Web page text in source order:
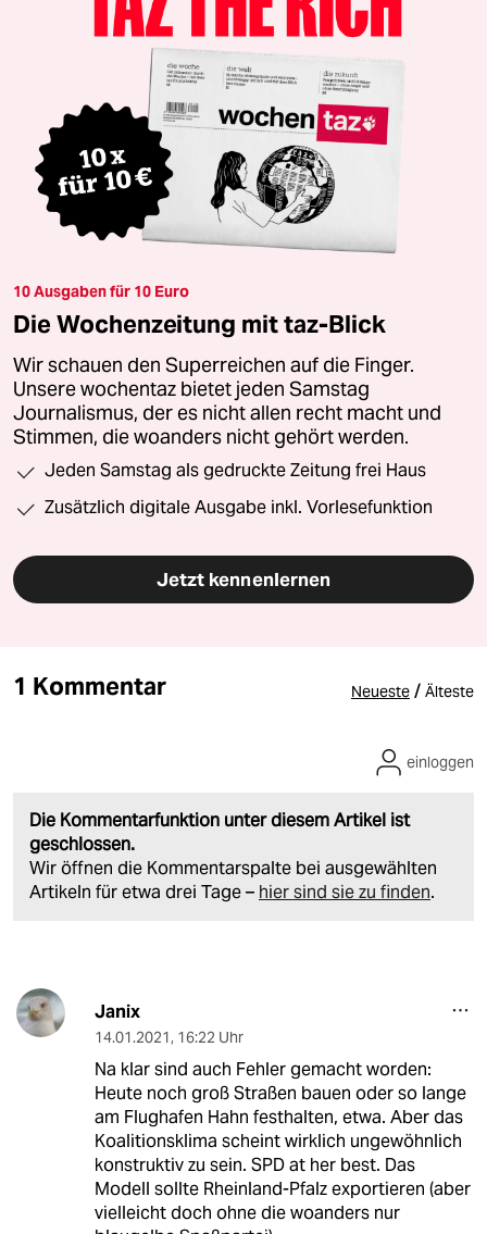
10 Ausgaben für 10 Euro
Die Wochenzeitung mit taz-Blick
Wir schauen den Superreichen auf die Finger.
Unsere wochentaz bietet jeden Samstag
Journalismus, der es nicht allen recht macht und
Stimmen, die woanders nicht gehört werden.
Jeden Samstag als gedruckte Zeitung frei Haus
Zusätzlich digitale Ausgabe inkl. Vorlesefunktion
Jetzt kennenlernen
1 Kommentar Neueste / Älteste
Die Kommentarfunktion unter diesem Artikel ist
geschlossen.
Wir öffnen die Kommentarspalte bei ausgewählten
Artikeln für etwa drei Tage – hier sind sie zu finden.
einloggen
Janix
14.01.2021, 16:22 Uhr
Na klar sind auch Fehler gemacht worden:
Heute noch groß Straßen bauen oder so lange
am Flughafen Hahn festhalten, etwa. Aber das
Koalitionsklima scheint wirklich ungewöhnlich
konstruktiv zu sein. SPD at her best. Das
Modell sollte Rheinland-Pfalz exportieren (aber
vielleicht doch ohne die woanders nur